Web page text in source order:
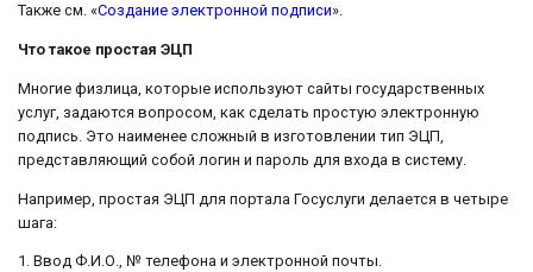
Также см. «Создание электронной подписи».
Что такое простая ЭЦП
Многие физлица, которые используют сайты государственных
услуг, задаются вопросом, как сделать простую электронную
подпись. Это наименее сложный в изготовлении тип ЭЦП,
представляющий собой логин и пароль для входа в систему.
Например, простая ЭЦП для портала Госуслуги делается в четыре
шага:
1. Ввод Ф.И.О., № телефона и электронной почты.